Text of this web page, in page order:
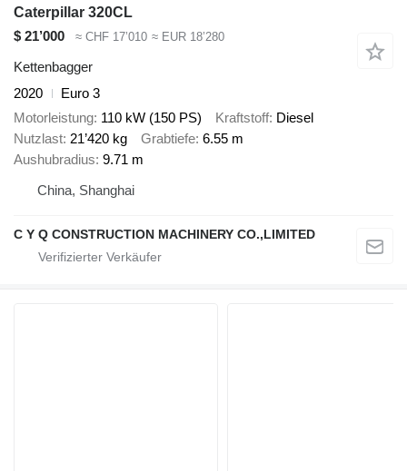
Caterpillar 320CL
$ 21’000
≈ CHF 17’010 ≈ EUR 18’280
Kettenbagger
2020
Euro 3
Motorleistung 110 kW (150 PS) Kraftstoff Diesel
Nutzlast 21’420 kg Grabtiefe 6.55 m
Aushubradius 9.71 m
China, Shanghai
C Y Q CONSTRUCTION MACHINERY CO.,LIMITED